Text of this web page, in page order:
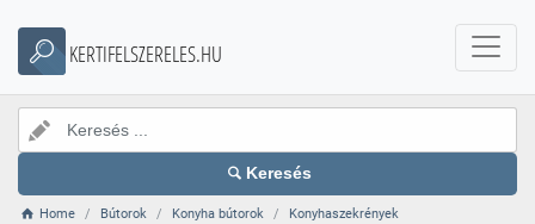
KERTIFELSZERELES.HU
Keresés
Home Bútorok Konyha bútorok
Konyhaszekrények